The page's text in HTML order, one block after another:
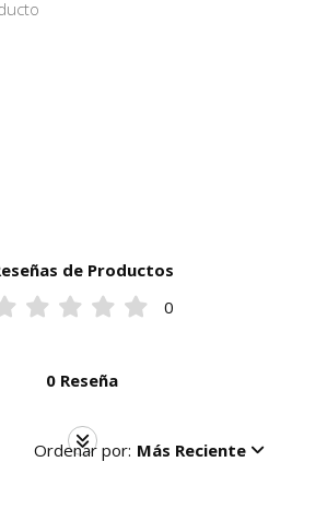
de Productos
0
0 Reseña
Ordenar por: Más Reciente